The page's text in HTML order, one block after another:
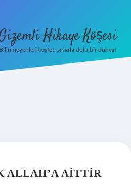
Hikaye Köşesi
Bilinmeyenleri keşfet, sırlarla dolu bir dünya!
ALLAH’A AITTIR